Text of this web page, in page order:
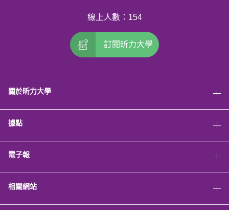
線上人數：154
訂閱昕力大學
關於昕力大學
據點
電子報
相關網站